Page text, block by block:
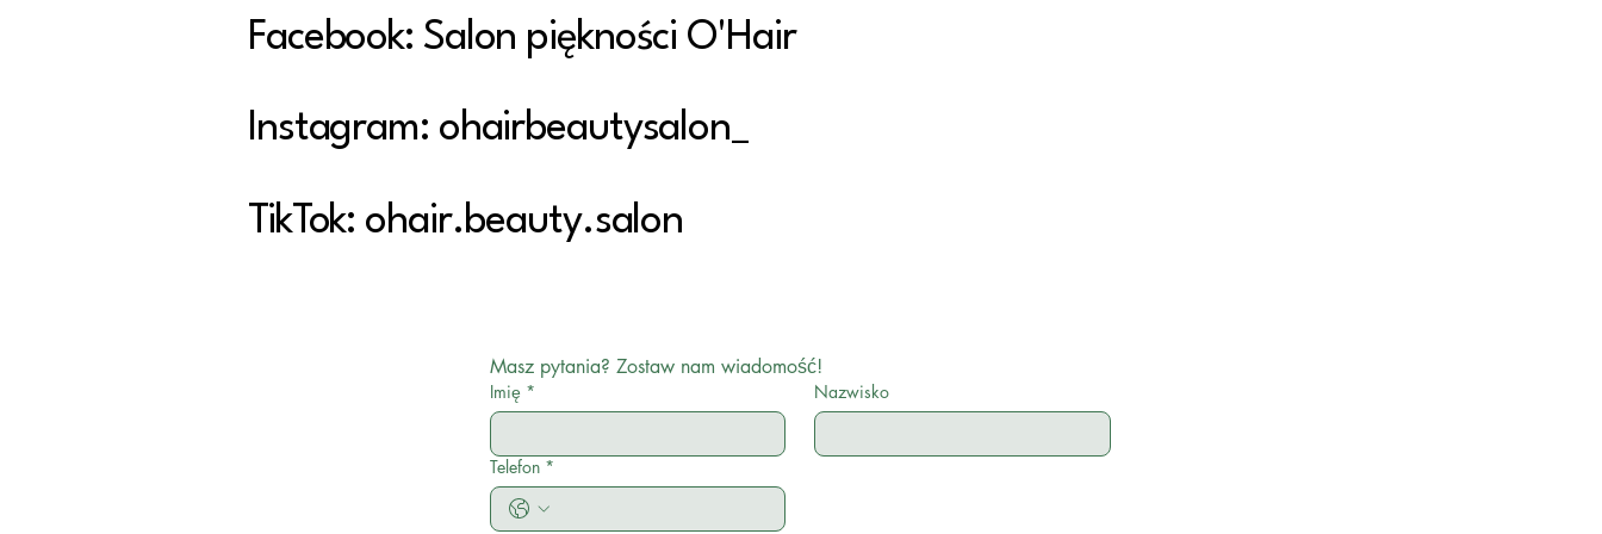
Facebook: Salon piękności O'Hair
Instagram: ohairbeautysalon_
TikTok: ohair.beauty.salon
Masz pytania? Zostaw nam wiadomość!
Imię * Nazwisko
Telefon *